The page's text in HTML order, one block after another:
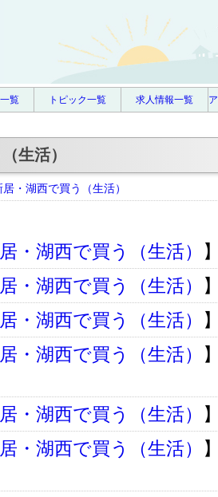
覧 トピック一覧 求人情報一覧
生活）
居・湖西で買う（生活）
・湖西で買う（生活）
・湖西で買う（生活）
・湖西で買う（生活）
・湖西で買う（生活）
・湖西で買う（生活）
・湖西で買う（生活）